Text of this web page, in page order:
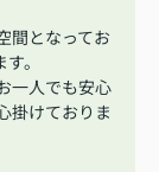
間となってお
。
一人でも安心
掛けておりま